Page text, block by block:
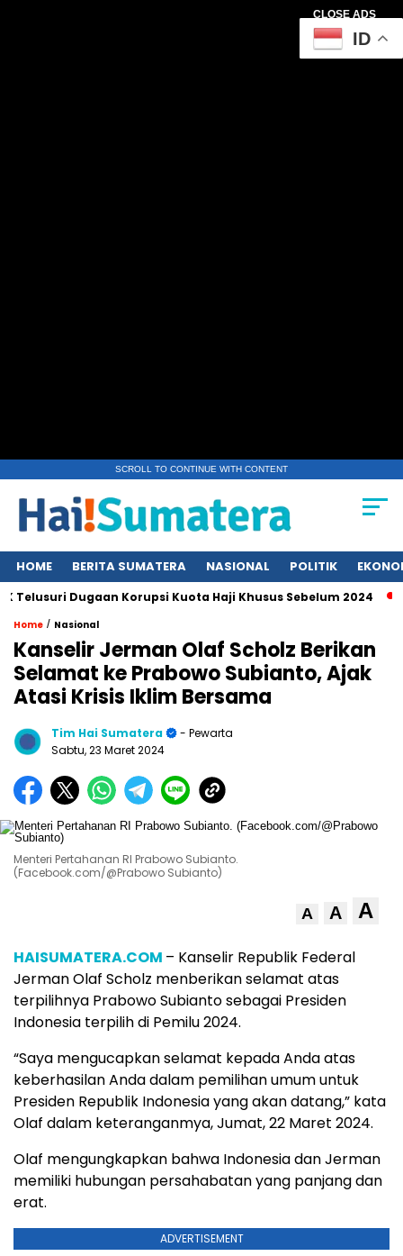
CLOSE ADS
SCROLL TO CONTINUE WITH CONTENT
HOME BERITA SUMATERA NASIONAL POLITIK
Dugaan Korupsi Kuota Haji Khusus Sebelum 2024
Home / Nasional
Kanselir Jerman Olaf Scholz Berikan
Selamat ke Prabowo Subianto, Ajak
Atasi Krisis Iklim Bersama
Tim Hai Sumatera
- Pewarta
Sabtu, 23 Maret 2024
Menteri Pertahanan RI Prabowo Subianto.
(Facebook.com/@Prabowo Subianto)
A A A
HAISUMATERA.COM – Kanselir Republik Federal
Jerman Olaf Scholz menberikan selamat atas
terpilihnya Prabowo Subianto sebagai Presiden
Indonesia terpilih di Pemilu 2024.
“Saya mengucapkan selamat kepada Anda atas
keberhasilan Anda dalam pemilihan umum untuk
Presiden Republik Indonesia yang akan datang,” kata
Olaf dalam keteranganmya, Jumat, 22 Maret 2024.
Olaf mengungkapkan bahwa Indonesia dan Jerman
memiliki hubungan persahabatan yang panjang dan
erat.
ADVERTISEMENT
ID